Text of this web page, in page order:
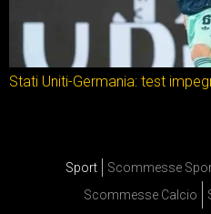
Stati Uniti-Germania: test
Sport Scommesse
Scommesse Calcio